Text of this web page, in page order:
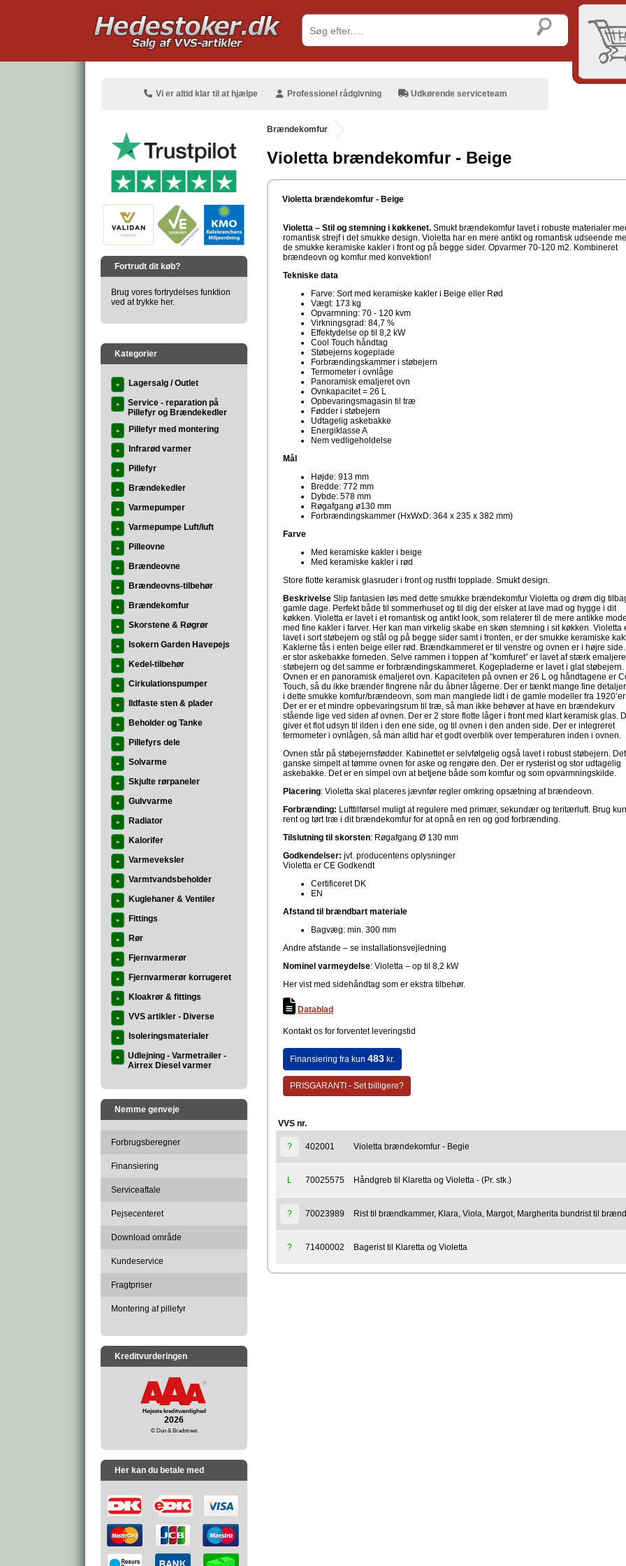
Vi er altid klar til at hjælpe Professionel rådgivning Udkørende serviceteam
Fortrudt dit køb?
Brug vores fortrydelses funktion
ved at trykke her.
Kategorier
» Lagersalg / Outlet
»
Service - reparation på
Pillefyr og Brændekedler
» Pillefyr med montering
» Infrarød varmer
» Pillefyr
» Brændekedler
» Varmepumper
» Varmepumpe Luft/luft
» Pilleovne
» Brændeovne
» Brændeovns-tilbehør
» Brændekomfur
» Skorstene & Røgrør
» Isokern Garden Havepejs
» Kedel-tilbehør
» Cirkulationspumper
» Ildfaste sten & plader
» Beholder og Tanke
» Pillefyrs dele
» Solvarme
» Skjulte rørpaneler
» Gulvvarme
» Radiator
» Kalorifer
» Varmeveksler
» Varmtvandsbeholder
» Kuglehaner & Ventiler
» Fittings
» Rør
» Fjernvarmerør
» Fjernvarmerør korrugeret
» Kloakrør & fittings
» VVS artikler - Diverse
» Isoleringsmaterialer
»
Udlejning - Varmetrailer -
Airrex Diesel varmer
Nemme genveje
Forbrugsberegner
Finansiering
Serviceaftale
Pejsecenteret
Download område
Kundeservice
Fragtpriser
Montering af pillefyr
Kreditvurderingen
Højeste kreditværdighed
2026
© Dun & Bradstreet
Her kan du betale med
Brændekomfur
Violetta brændekomfur - Beige
Violetta brændekomfur - Beige
Violetta – Stil og stemning i køkkenet. Smukt brændekomfur lavet i robuste materialer
romantisk strejf i det smukke design. Violetta har en mere antikt og romantisk udseende
de smukke keramiske kakler i front og på begge sider. Opvarmer 70-120 m2. Kombineret
brændeovn og komfur med konvektion!
Tekniske data
Farve: Sort med keramiske kakler i Beige eller Rød
Vægt: 173 kg
Opvarmning: 70 - 120 kvm
Virkningsgrad: 84,7 %
Effektydelse op til 8,2 kW
Cool Touch håndtag
Støbejerns kogeplade
Forbrændingskammer i støbejern
Termometer i ovnlåge
Panoramisk emaljeret ovn
Ovnkapacitet = 26 L
Opbevaringsmagasin til træ
Fødder i støbejern
Udtagelig askebakke
Energiklasse A
Nem vedligeholdelse
Mål
Højde: 913 mm
Bredde: 772 mm
Dybde: 578 mm
Røgafgang ø130 mm
Forbrændingskammer (HxWxD: 364 x 235 x 382 mm)
Farve
Med keramiske kakler i beige
Med keramiske kakler i rød
Store flotte keramisk glasruder i front og rustfri topplade. Smukt design.
Beskrivelse Slip fantasien løs med dette smukke brændekomfur Violetta og drøm dig
gamle dage. Perfekt både til sommerhuset og til dig der elsker at lave mad og hygge i dit
køkken. Violetta er lavet i et romantisk og antikt look, som relaterer til de mere antikke
med fine kakler i farver. Her kan man virkelig skabe en skøn stemning i sit køkken. Violetta
lavet i sort støbejern og stål og på begge sider samt i fronten, er der smukke keramiske
Kaklerne fås i enten beige eller rød. Brændkammeret er til venstre og ovnen er i højre
er stor askebakke forneden. Selve rammen i toppen af ”komfuret” er lavet af stærk
støbejern og det samme er forbrændingskammeret. Kogepladerne er lavet i glat støbejern.
Ovnen er en panoramisk emaljeret ovn. Kapaciteten på ovnen er 26 L og håndtagene er
Touch, så du ikke brænder fingrene når du åbner lågerne. Der er tænkt mange fine
i dette smukke komfur/brændeovn, som man manglede lidt i de gamle modeller fra
Der er er et mindre opbevaringsrum til træ, så man ikke behøver at have en brændekurv
stående lige ved siden af ovnen. Der er 2 store flotte låger i front med klart keramisk glas.
giver et flot udsyn til ilden i den ene side, og til ovnen i den anden side. Der er integreret
termometer i ovnlågen, så man altid har et godt overblik over temperaturen inden i ovnen.
Ovnen står på støbejernsfødder. Kabinettet er selvfølgelig også lavet i robust støbejern.
ganske simpelt at tømme ovnen for aske og rengøre den. Der er rysterist og stor udtagelig
askebakke. Det er en simpel ovn at betjene både som komfur og som opvarmningskilde.
Placering: Violetta skal placeres jævnfør regler omkring opsætning af brændeovn.
Forbrænding: Lufttilførsel muligt at regulere med primær, sekundær og teritærluft. Brug kun
rent og tørt træ i dit brændekomfur for at opnå en ren og god forbrænding.
Tilslutning til skorsten: Røgafgang Ø 130 mm
Godkendelser: jvf. producentens oplysninger
Violetta er CE Godkendt
Certificeret DK
EN
Afstand til brændbart materiale
Bagvæg: min. 300 mm
Andre afstande – se installationsvejledning
Nominel varmeydelse: Violetta – op til 8,2 kW
Her vist med sidehåndtag som er ekstra tilbehør.
Datablad
Kontakt os for forventet leveringstid
Finansiering fra kun 483kr.
PRISGARANTI - Set billigere?
VVS nr.
? 402001 Violetta brændekomfur - Begie
L 70025575 Håndgreb til Klaretta og Violetta - (Pr. stk.)
? 70023989 Rist til brændkammer, Klara, Viola, Margot, Margherita bundrist til
? 71400002 Bagerist til Klaretta og Violetta